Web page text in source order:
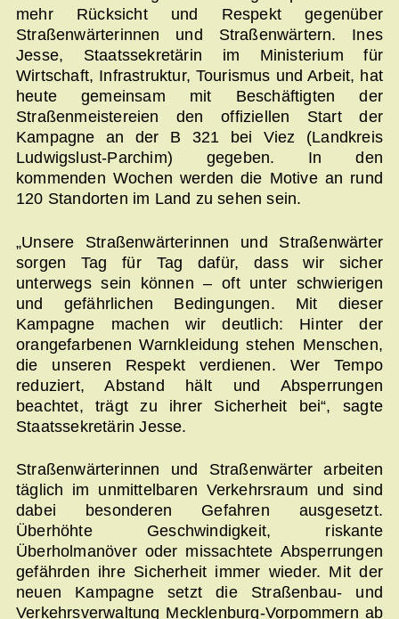
mehr Rücksicht und Respekt gegenüber
Straßenwärterinnen und Straßenwärtern. Ines
Jesse, Staatssekretärin im Ministerium für
Wirtschaft, Infrastruktur, Tourismus und Arbeit, hat
heute gemeinsam mit Beschäftigten der
Straßenmeistereien den offiziellen Start der
Kampagne an der B 321 bei Viez (Landkreis
Ludwigslust-Parchim) gegeben. In den
kommenden Wochen werden die Motive an rund
120 Standorten im Land zu sehen sein.
„Unsere Straßenwärterinnen und Straßenwärter
sorgen Tag für Tag dafür, dass wir sicher
unterwegs sein können – oft unter schwierigen
und gefährlichen Bedingungen. Mit dieser
Kampagne machen wir deutlich: Hinter der
orangefarbenen Warnkleidung stehen Menschen,
die unseren Respekt verdienen. Wer Tempo
reduziert, Abstand hält und Absperrungen
beachtet, trägt zu ihrer Sicherheit bei“, sagte
Staatssekretärin Jesse.
Straßenwärterinnen und Straßenwärter arbeiten
täglich im unmittelbaren Verkehrsraum und sind
dabei besonderen Gefahren ausgesetzt.
Überhöhte Geschwindigkeit, riskante
Überholmanöver oder missachtete Absperrungen
gefährden ihre Sicherheit immer wieder. Mit der
neuen Kampagne setzt die Straßenbau- und
Verkehrsverwaltung Mecklenburg-Vorpommern ab